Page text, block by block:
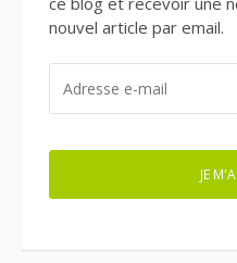
nouvel article par email.
MAIL
JE